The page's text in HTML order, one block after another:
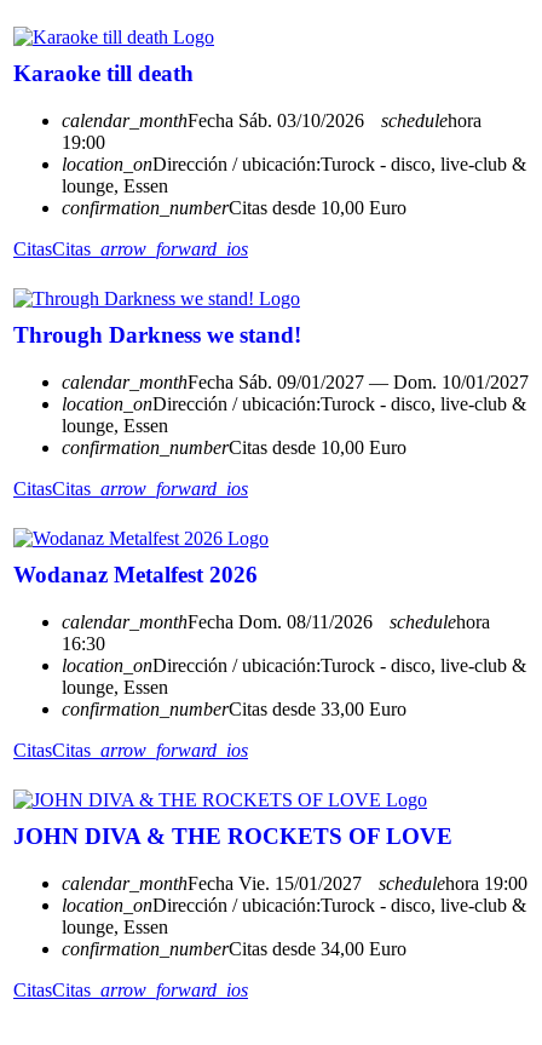
Karaoke till death
calendar_monthFecha Sáb. 03/10/2026 schedulehora
19:00
location_onDirección / ubicación:Turock - disco, live-club &
lounge, Essen
confirmation_numberCitas desde 10,00 Euro
CitasCitas arrow_forward_ios
Through Darkness we stand!
calendar_monthFecha Sáb. 09/01/2027 — Dom. 10/01/2027
location_onDirección / ubicación:Turock - disco, live-club &
lounge, Essen
confirmation_numberCitas desde 10,00 Euro
CitasCitas arrow_forward_ios
Wodanaz Metalfest 2026
calendar_monthFecha Dom. 08/11/2026 schedulehora
16:30
location_onDirección / ubicación:Turock - disco, live-club &
lounge, Essen
confirmation_numberCitas desde 33,00 Euro
CitasCitas arrow_forward_ios
JOHN DIVA & THE ROCKETS OF LOVE
calendar_monthFecha Vie. 15/01/2027 schedulehora 19:00
location_onDirección / ubicación:Turock - disco, live-club &
lounge, Essen
confirmation_numberCitas desde 34,00 Euro
CitasCitas arrow_forward_ios